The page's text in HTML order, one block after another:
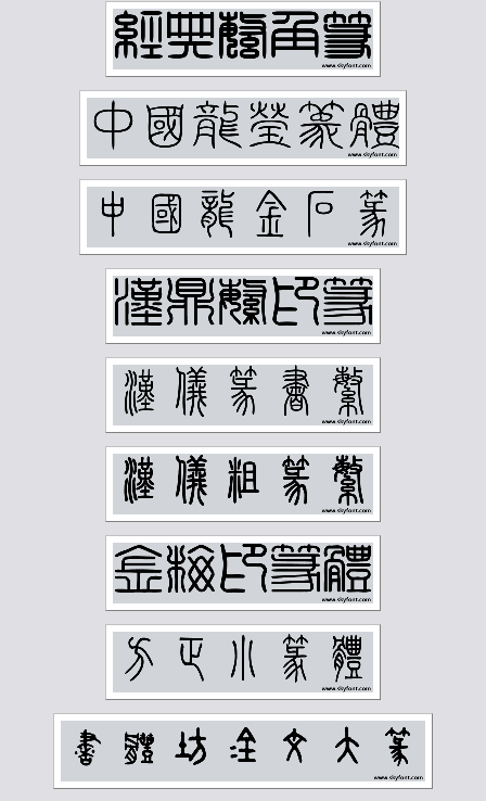
胡佩衡 胡光炜
胡钁
萧劳 萧娴
萧蜕庵
萧龙士 董寿平
蒋汝藻
蔡鹤汀 蔡鹤洲
虚谷
裴景福 诸乐三
谢国桢
谢稚柳 谭延闿
费念慈
赵石 赵铁山
邓尔雅
邵宇
郑孝胥 郑文焯
郑昶
郭味蕖 郭沫若
郭风惠
金石大字典 钟刚中
钱君匋
钱松岩 钱瘦铁
陆俨少
陆抑非 陆维钊
陈之佛
陈叔亮 陈叔通
陈君藻
陈子庄 陈少梅
陈巨来
陈缘督 陈衡恪
陶博吾
顾廷龙 顾麟士
马一浮
马公愚 马叙伦
马晋
高二适 高剑父
高奇峰
鲁迅 麦华三
黄士陵
黄山寿 黄节
黄葆戊
齐燕铭 齐璜